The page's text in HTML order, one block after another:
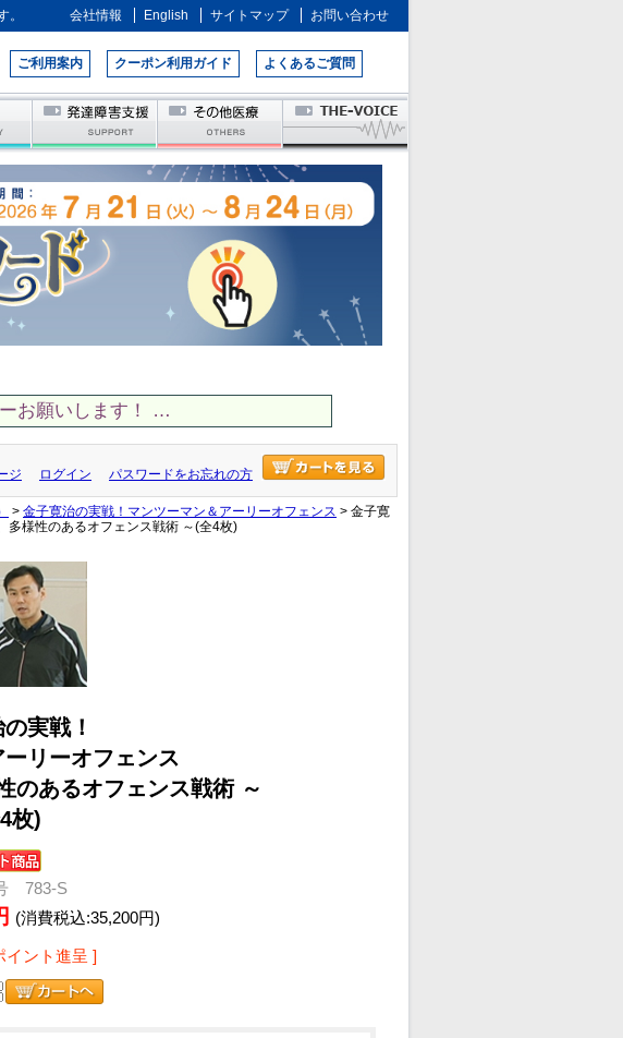
会社情報 English サイトマップ お問い合わせ
ご利用案内 クーポン利用ガイド よくあるご質問
お願いします！ …
ジ ログイン パスワードをお忘れの方
> 金子寛治の実戦！マンツーマン＆アーリーオフェンス > 金子寛
多様性のあるオフェンス戦術 ～(全4枚)
実戦！
リーオフェンス
のあるオフェンス戦術 ～
枚)
783-S
(消費税込:35,200円)
イント進呈 ]